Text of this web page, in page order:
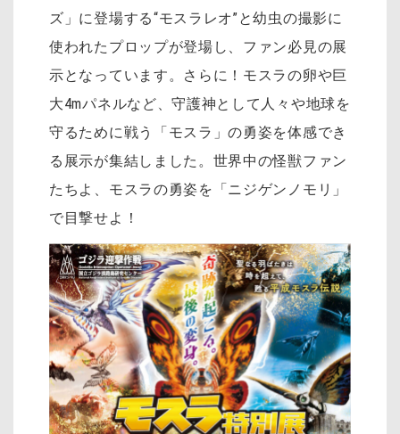
ズ」に登場する“モスラレオ”と幼虫の撮影に
使われたプロップが登場し、ファン必見の展
示となっています。さらに！モスラの卵や巨
大4mパネルなど、守護神として人々や地球を
守るために戦う「モスラ」の勇姿を体感でき
る展示が集結しました。世界中の怪獣ファン
たちよ、モスラの勇姿を「ニジゲンノモリ」
で目撃せよ！